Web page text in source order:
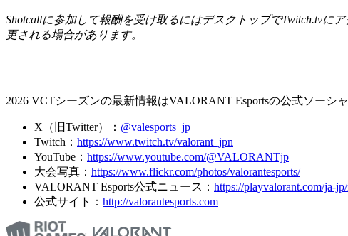
Shotcallに参加して報酬を受け取るにはデスクトップでTwitch.tv
更される場合があります。
2026 VCTシーズンの最新情報はVALORANT Esportsの公式ソーシ
X（旧Twitter）： @valesports_jp
Twitch： https://www.twitch.tv/valorant_jpn
YouTube： https://www.youtube.com/@VALORANTjp
大会写真： https://www.flickr.com/photos/valorantesports/
VALORANT Esports公式ニュース： https://playvalorant.com/ja-
公式サイト： http://valorantesports.com